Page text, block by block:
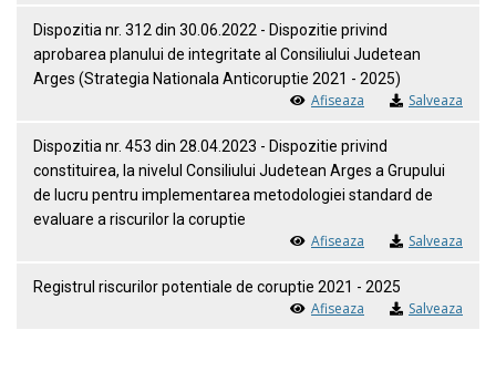
Dispozitia nr. 312 din 30.06.2022 - Dispozitie privind
aprobarea planului de integritate al Consiliului Judetean
Arges (Strategia Nationala Anticoruptie 2021 - 2025)
Afiseaza Salveaza
Dispozitia nr. 453 din 28.04.2023 - Dispozitie privind
constituirea, la nivelul Consiliului Judetean Arges a Grupului
de lucru pentru implementarea metodologiei standard de
evaluare a riscurilor la coruptie
Afiseaza Salveaza
Registrul riscurilor potentiale de coruptie 2021 - 2025
Afiseaza Salveaza